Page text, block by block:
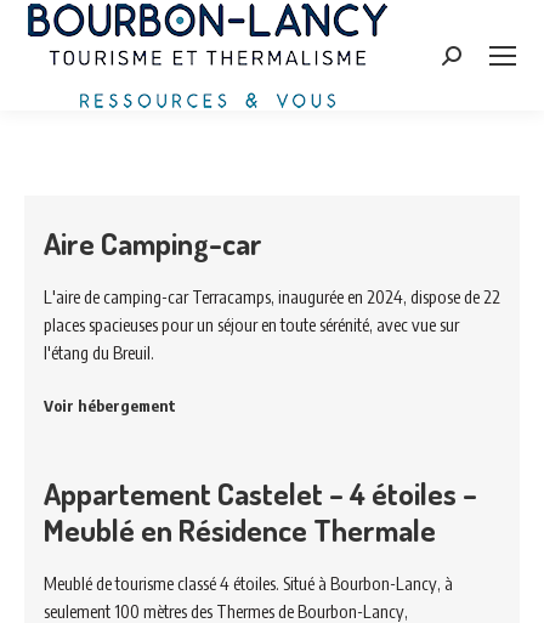
Zoeken:
Aire Camping-car
L'aire de camping-car Terracamps, inaugurée en 2024, dispose de 22
places spacieuses pour un séjour en toute sérénité, avec vue sur
l'étang du Breuil.
Voir hébergement
Appartement Castelet – 4 étoiles –
Meublé en Résidence Thermale
Meublé de tourisme classé 4 étoiles. Situé à Bourbon-Lancy, à
seulement 100 mètres des Thermes de Bourbon-Lancy,